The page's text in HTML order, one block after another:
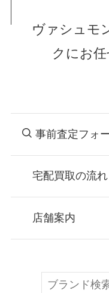
ヴァシュモ
クにお任
事前査定フォ
宅配買取の流れ
お申込み
店舗案内